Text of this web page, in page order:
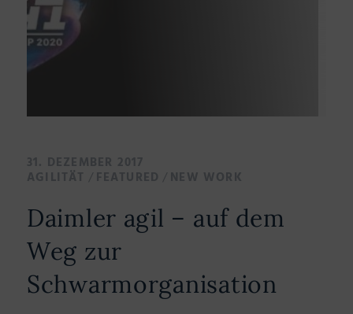
31. DEZEMBER 2017
AGILITÄT / FEATURED / NEW WORK
Daimler agil – auf dem
Weg zur
Schwarmorganisation